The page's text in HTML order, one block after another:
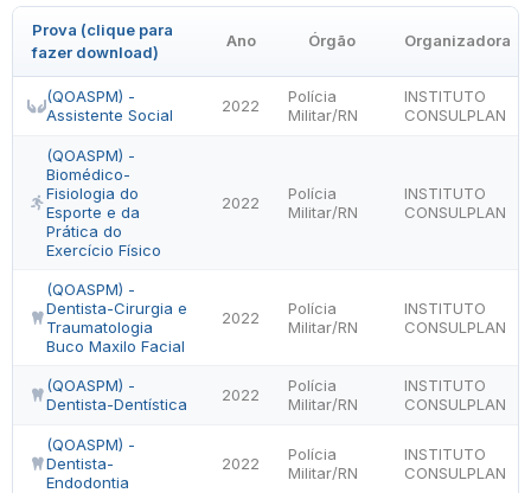
Prova (clique para
fazer download)
Ano Órgão Organizadora
(QOASPM) -
Assistente Social
2022
Polícia
Militar/RN
INSTITUTO
CONSULPLAN
(QOASPM) -
Biomédico-
Fisiologia do
Esporte e da
Prática do
Exercício Físico
2022
Polícia
Militar/RN
INSTITUTO
CONSULPLAN
(QOASPM) -
Dentista-Cirurgia e
Traumatologia
Buco Maxilo Facial
2022
Polícia
Militar/RN
INSTITUTO
CONSULPLAN
(QOASPM) -
Dentista-Dentística
2022
Polícia
Militar/RN
INSTITUTO
CONSULPLAN
(QOASPM) -
Dentista-
Endodontia
2022
Polícia
Militar/RN
INSTITUTO
CONSULPLAN